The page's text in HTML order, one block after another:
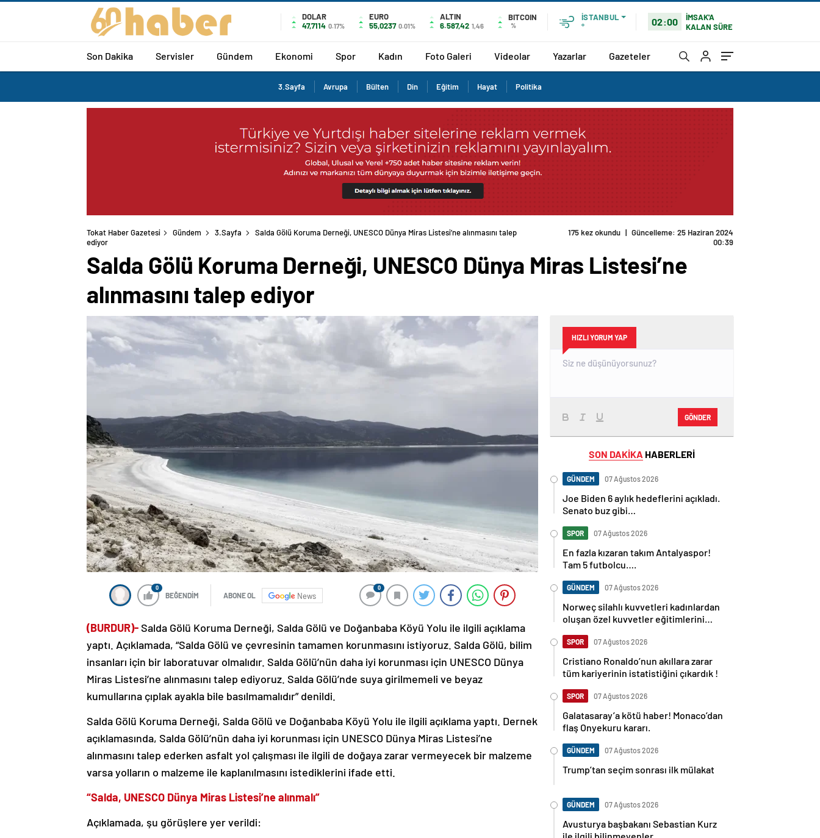
DOLAR
47,7114 0.17%
EURO
55,0237 0.01%
ALTIN
6.587,42 1,46
BITCOIN
%
İSTANBUL
°
02:00
İMSAK'A
KALAN SÜRE
Son Dakika Servisler Gündem Ekonomi Spor Kadın Foto Galeri Videolar Yazarlar Gazeteler
3.Sayfa Avrupa Bülten Din Eğitim Hayat Politika
Tokat Haber Gazetesi Gündem 3.Sayfa
Salda Gölü Koruma Derneği, UNESCO Dünya Miras Listesi’ne alınmasını talep
ediyor
175 kez okundu | Güncelleme: 25 Haziran 2024
00:39
Salda Gölü Koruma Derneği, UNESCO Dünya Miras Listesi’ne
alınmasını talep ediyor
0
BEĞENDİM ABONE OL News
0
(BURDUR)-Salda Gölü Koruma Derneği, Salda Gölü ve Doğanbaba Köyü Yolu ile ilgili açıklama
yaptı. Açıklamada, “Salda Gölü ve çevresinin tamamen korunmasını istiyoruz. Salda Gölü, bilim
insanları için bir laboratuvar olmalıdır. Salda Gölü’nün daha iyi korunması için UNESCO Dünya
Miras Listesi’ne alınmasını talep ediyoruz. Salda Gölü’nde suya girilmemeli ve beyaz
kumullarına çıplak ayakla bile basılmamalıdır” denildi.
Salda Gölü Koruma Derneği, Salda Gölü ve Doğanbaba Köyü Yolu ile ilgili açıklama yaptı. Dernek
açıklamasında, Salda Gölü’nün daha iyi korunması için UNESCO Dünya Miras Listesi’ne
alınmasını talep ederken asfalt yol çalışması ile ilgili de doğaya zarar vermeyecek bir malzeme
varsa yolların o malzeme ile kaplanılmasını istediklerini ifade etti.
“Salda, UNESCO Dünya Miras Listesi’ne alınmalı”
Açıklamada, şu görüşlere yer verildi:
HIZLI YORUM YAP
GÖNDER
SON DAKİKA HABERLERİ
GÜNDEM 07 Ağustos 2026
Joe Biden 6 aylık hedeflerini açıkladı.
Senato buz gibi…
SPOR 07 Ağustos 2026
En fazla kızaran takım Antalyaspor!
Tam 5 futbolcu….
GÜNDEM 07 Ağustos 2026
Norweç silahlı kuvvetleri kadınlardan
oluşan özel kuvvetler eğitimlerini
SPOR 07 Ağustos 2026
Cristiano Ronaldo’nun akıllara zarar
tüm kariyerinin istatistiğini çıkardık !
SPOR 07 Ağustos 2026
Galatasaray’a kötü haber! Monaco’dan
flaş Onyekuru kararı.
GÜNDEM 07 Ağustos 2026
Trump’tan seçim sonrası ilk mülakat
GÜNDEM 07 Ağustos 2026
Avusturya başbakanı Sebastian Kurz